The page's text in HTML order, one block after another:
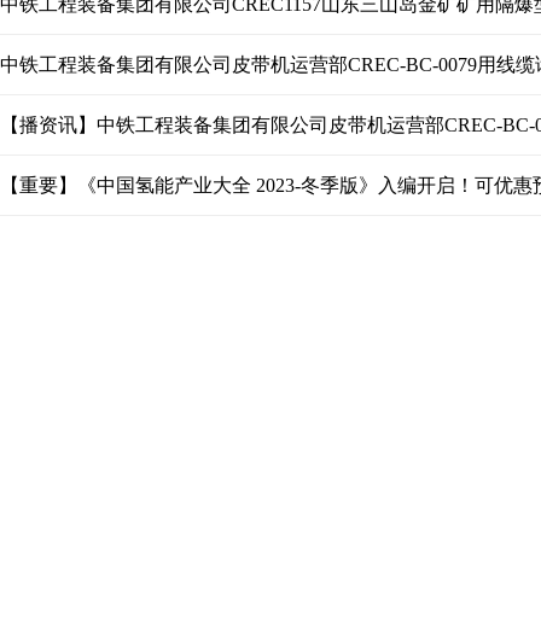
中铁工程装备集团有限公司皮带机运营部CREC-BC-0079用线缆
【播资讯】中铁工程装备集团有限公司皮带机运营部CREC-
【重要】《中国氢能产业大全 2023-冬季版》入编开启！可优惠